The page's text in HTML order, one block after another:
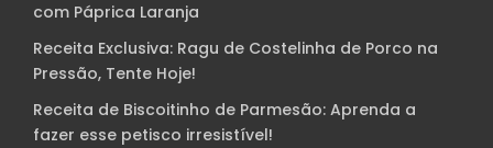
com Páprica Laranja
Receita Exclusiva: Ragu de Costelinha de Porco na
Pressão, Tente Hoje!
Receita de Biscoitinho de Parmesão: Aprenda a
fazer esse petisco irresistível!